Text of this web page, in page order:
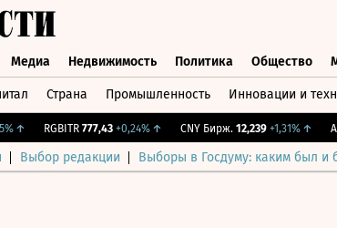
Медиа Недвижимость Политика Общество
Страна Промышленность Инновации и
↑ RGBITR 777,43 +0,24%↑ CNY Бирж. 12,239 +1,31%↑
Выбор редакции Выборы в Госдуму: каким был и